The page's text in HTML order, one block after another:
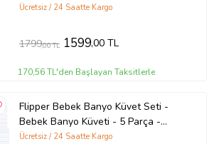
Ücretsiz / 24 Saatte Kargo
1799,00 TL 1599,00 TL
170,56 TL'den Başlayan Taksitlerle
Flipper Bebek Banyo Küvet Seti -
Bebek Banyo Küveti - 5 Parça -
Sünger ve File Hediyeli (Açık Mavi)
Ücretsiz / 24 Saatte Kargo